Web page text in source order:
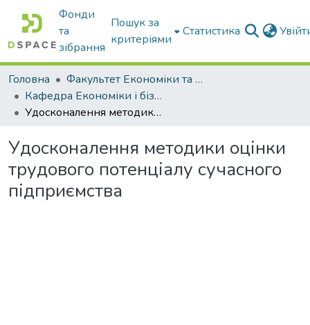
Фонди
та
зібрання
Пошук за
критеріями
Статистика
Головна
Факультет Економіки та бізнесу
Кафедра Економіки і бізнесу
Удосконалення методики оцінки трудового потенціалу сучасного підприємства
Удосконалення методики оцінки
трудового потенціалу сучасного
підприємства